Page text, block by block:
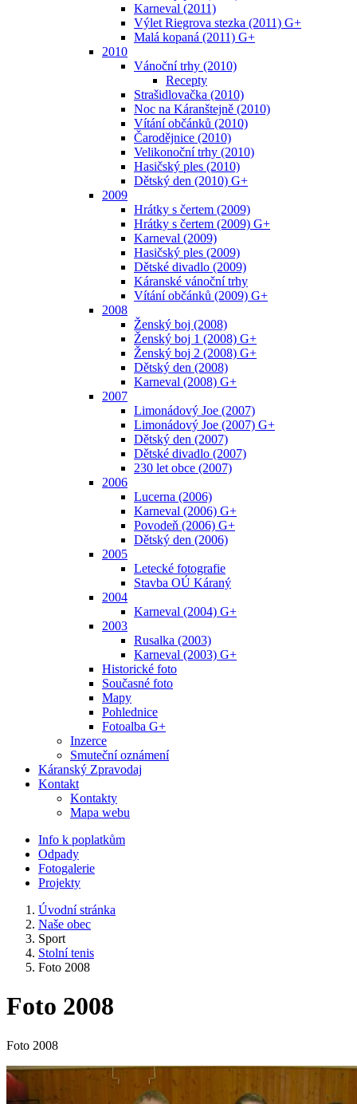
Karneval (2011)
Výlet Riegrova stezka (2011) G+
Malá kopaná (2011) G+
2010
Vánoční trhy (2010)
Recepty
Strašidlovačka (2010)
Noc na Káranštejně (2010)
Vítání občánků (2010)
Čarodějnice (2010)
Velikonoční trhy (2010)
Hasičský ples (2010)
Dětský den (2010) G+
2009
Hrátky s čertem (2009)
Hrátky s čertem (2009) G+
Karneval (2009)
Hasičský ples (2009)
Dětské divadlo (2009)
Káranské vánoční trhy
Vítání občánků (2009) G+
2008
Ženský boj (2008)
Ženský boj 1 (2008) G+
Ženský boj 2 (2008) G+
Dětský den (2008)
Karneval (2008) G+
2007
Limonádový Joe (2007)
Limonádový Joe (2007) G+
Dětský den (2007)
Dětské divadlo (2007)
230 let obce (2007)
2006
Lucerna (2006)
Karneval (2006) G+
Povodeň (2006) G+
Dětský den (2006)
2005
Letecké fotografie
Stavba OÚ Káraný
2004
Karneval (2004) G+
2003
Rusalka (2003)
Karneval (2003) G+
Historické foto
Současné foto
Mapy
Pohlednice
Fotoalba G+
Inzerce
Smuteční oznámení
Káranský Zpravodaj
Kontakt
Kontakty
Mapa webu
Info k poplatkům
Odpady
Fotogalerie
Projekty
Úvodní stránka
Naše obec
Sport
Stolní tenis
Foto 2008
Foto 2008
Foto 2008